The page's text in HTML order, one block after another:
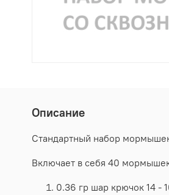
Описание
Стандартный набор
Включает в себя 40
0.36 гр шар крючок 14 -